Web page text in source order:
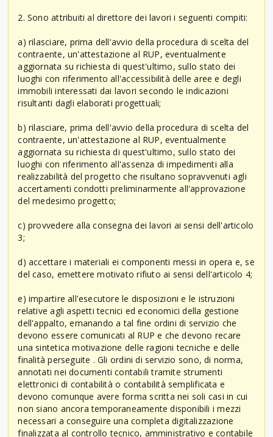
2. Sono attribuiti al direttore dei lavori i seguenti compiti:
a) rilasciare, prima dell'avvio della procedura di scelta del
contraente, un'attestazione al RUP, eventualmente
aggiornata su richiesta di quest'ultimo, sullo stato dei
luoghi con riferimento all'accessibilità delle aree e degli
immobili interessati dai lavori secondo le indicazioni
risultanti dagli elaborati progettuali;
b) rilasciare, prima dell'avvio della procedura di scelta del
contraente, un'attestazione al RUP, eventualmente
aggiornata su richiesta di quest'ultimo, sullo stato dei
luoghi con riferimento all'assenza di impedimenti alla
realizzabilità del progetto che risultano sopravvenuti agli
accertamenti condotti preliminarmente all'approvazione
del medesimo progetto;
c) provvedere alla consegna dei lavori ai sensi dell'articolo
3;
d) accettare i materiali ei componenti messi in opera e, se
del caso, emettere motivato rifiuto ai sensi dell'articolo 4;
e) impartire all'esecutore le disposizioni e le istruzioni
relative agli aspetti tecnici ed economici della gestione
dell'appalto, emanando a tal fine ordini di servizio che
devono essere comunicati al RUP e che devono recare
una sintetica motivazione delle ragioni tecniche e delle
finalità perseguite . Gli ordini di servizio sono, di norma,
annotati nei documenti contabili tramite strumenti
elettronici di contabilità o contabilità semplificata e
devono comunque avere forma scritta nei soli casi in cui
non siano ancora temporaneamente disponibili i mezzi
necessari a conseguire una completa digitalizzazione
finalizzata al controllo tecnico, amministrativo e contabile